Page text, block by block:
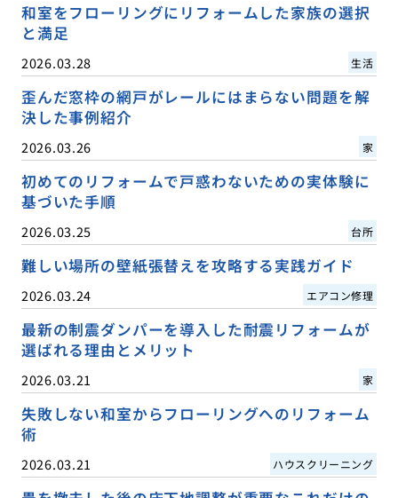
和室をフローリングにリフォームした家族の選択
と満足
2026.03.28 生活
歪んだ窓枠の網戸がレールにはまらない問題を解
決した事例紹介
2026.03.26 家
初めてのリフォームで戸惑わないための実体験に
基づいた手順
2026.03.25 台所
難しい場所の壁紙張替えを攻略する実践ガイド
2026.03.24 エアコン修理
最新の制震ダンパーを導入した耐震リフォームが
選ばれる理由とメリット
2026.03.21 家
失敗しない和室からフローリングへのリフォーム
術
2026.03.21 ハウスクリーニング